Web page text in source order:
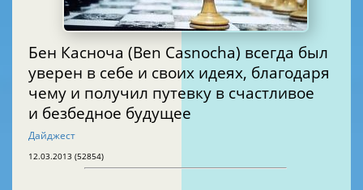
Бен Касноча (Ben Casnocha) всегда был
уверен в себе и своих идеях, благодаря
чему и получил путевку в счастливое
и безбедное будущее
Дайджест
12.03.2013 (52854)